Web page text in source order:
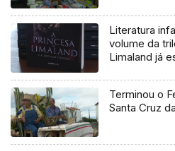
Literatura
volume da
Limaland já
Terminou o
Santa Cruz